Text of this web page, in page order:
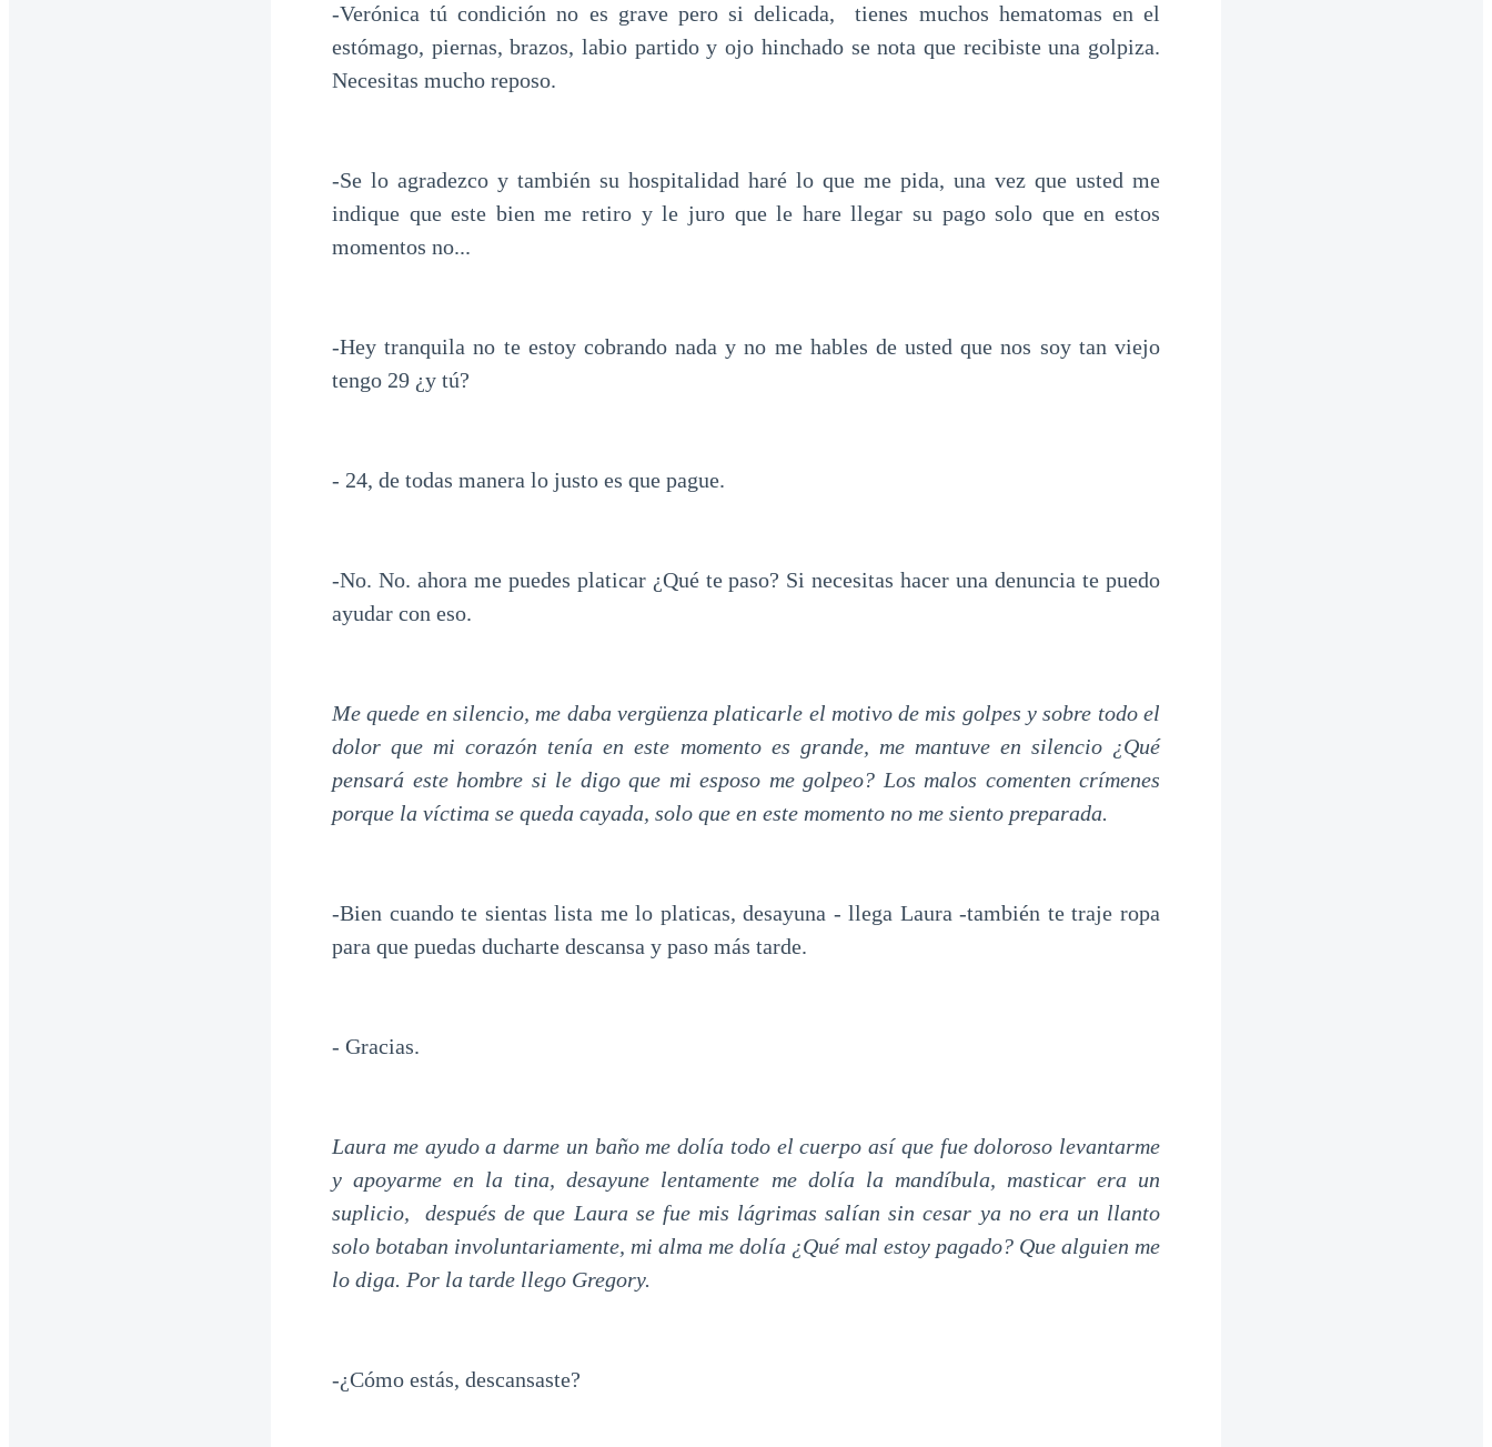
-Verónica tú condición no es grave pero si delicada, tienes muchos hematomas en el
estómago, piernas, brazos, labio partido y ojo hinchado se nota que recibiste una golpiza.
Necesitas mucho reposo.
-Se lo agradezco y también su hospitalidad haré lo que me pida, una vez que usted me
indique que este bien me retiro y le juro que le hare llegar su pago solo que en estos
momentos no...
-Hey tranquila no te estoy cobrando nada y no me hables de usted que nos soy tan viejo
tengo 29 ¿y tú?
- 24, de todas manera lo justo es que pague.
-No. No. ahora me puedes platicar ¿Qué te paso? Si necesitas hacer una denuncia te puedo
ayudar con eso.
Me quede en silencio, me daba vergüenza platicarle el motivo de mis golpes y sobre todo el
dolor que mi corazón tenía en este momento es grande, me mantuve en silencio ¿Qué
pensará este hombre si le digo que mi esposo me golpeo? Los malos comenten crímenes
porque la víctima se queda cayada, solo que en este momento no me siento preparada.
-Bien cuando te sientas lista me lo platicas, desayuna - llega Laura -también te traje ropa
para que puedas ducharte descansa y paso más tarde.
- Gracias.
Laura me ayudo a darme un baño me dolía todo el cuerpo así que fue doloroso levantarme
y apoyarme en la tina, desayune lentamente me dolía la mandíbula, masticar era un
suplicio, después de que Laura se fue mis lágrimas salían sin cesar ya no era un llanto
solo botaban involuntariamente, mi alma me dolía ¿Qué mal estoy pagado? Que alguien me
lo diga. Por la tarde llego Gregory.
-¿Cómo estás, descansaste?